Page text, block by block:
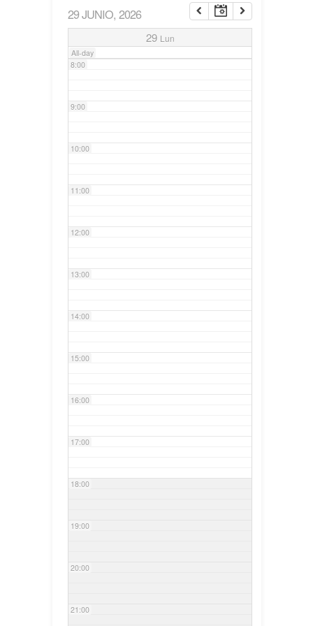
29 JUNIO, 2026
29 Lun
All-day
7:00
8:00
9:00
10:00
11:00
12:00
13:00
14:00
15:00
16:00
17:00
18:00
19:00
20:00
21:00